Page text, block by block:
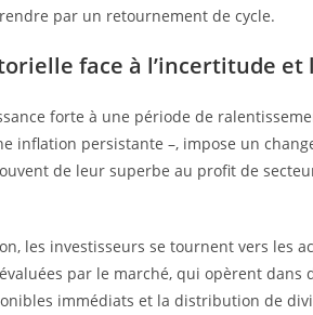
par un retournement de cycle.
face à l’incertitude
forte à une période de
inflation persistante –, impose un
de leur superbe au profit de
les investisseurs se tournent vers les
par le marché, qui opèrent dans
immédiats et la distribution de